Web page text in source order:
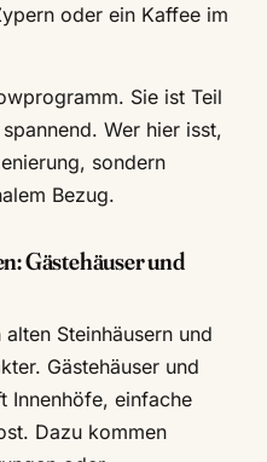
oder ein Kaffee im
Sie ist Teil
Wer hier isst,
sondern
Bezug.
Gästehäuser und
Steinhäusern und
Gästehäuser und
Innenhöfe, einfache
Dazu kommen